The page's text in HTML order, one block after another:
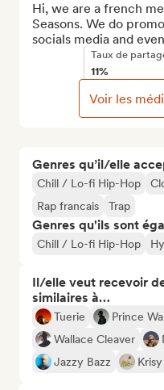
Genres qu’il/elle
Chill / Lo-fi Hip-Hop
Rap francais
Trap
Genres qu'ils sont
Chill / Lo-fi Hip-Hop
Il/elle veut recevoir
similaires à…
Tuerie Prince
Wallace Cleaver
Jazzy Bazz
Krisy
Hi, we are a french
Seasons. We do
socials media and
Taux de
11%
Voir les